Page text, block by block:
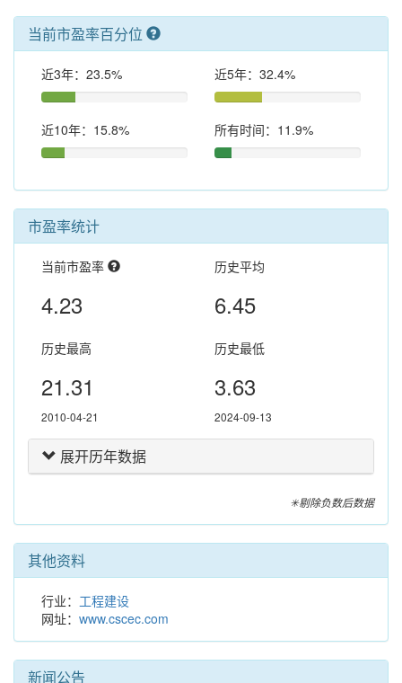
当前市盈率百分位
近3年：23.5% 近5年：32.4%
近10年：15.8% 所有时间：11.9%
市盈率统计
当前市盈率
4.23
历史平均
6.45
历史最高
21.31
2010-04-21
历史最低
3.63
2024-09-13
展开历年数据
✳剔除负数后数据
其他资料
行业： 工程建设
网址： www.cscec.com
新闻公告